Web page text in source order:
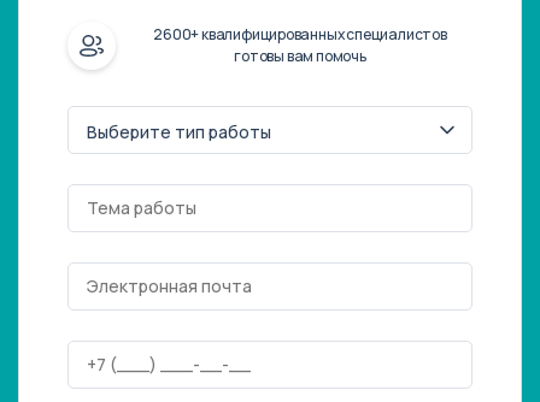
2600+ квалифицированных специалистов
готовы вам помочь